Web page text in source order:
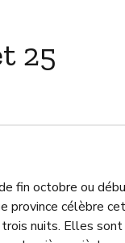
25
fin octobre ou
province célèbre
nuits. Elles sont